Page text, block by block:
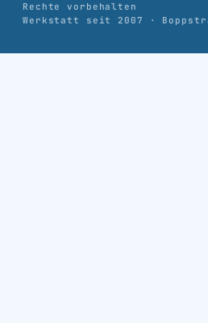
Rechte vorbehalten
Werkstatt seit 2007 ·